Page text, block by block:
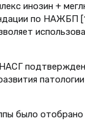
инозин +
по НАЖБП
было